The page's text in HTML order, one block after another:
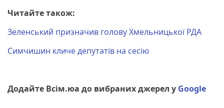
Читайте також:
Зеленський призначив голову Хмельницької РДА
Симчишин кличе депутатів на сесію
Додайте Всім.юа до вибраних джерел у Google